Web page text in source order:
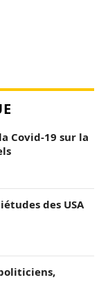
Covid-19 sur la
des USA